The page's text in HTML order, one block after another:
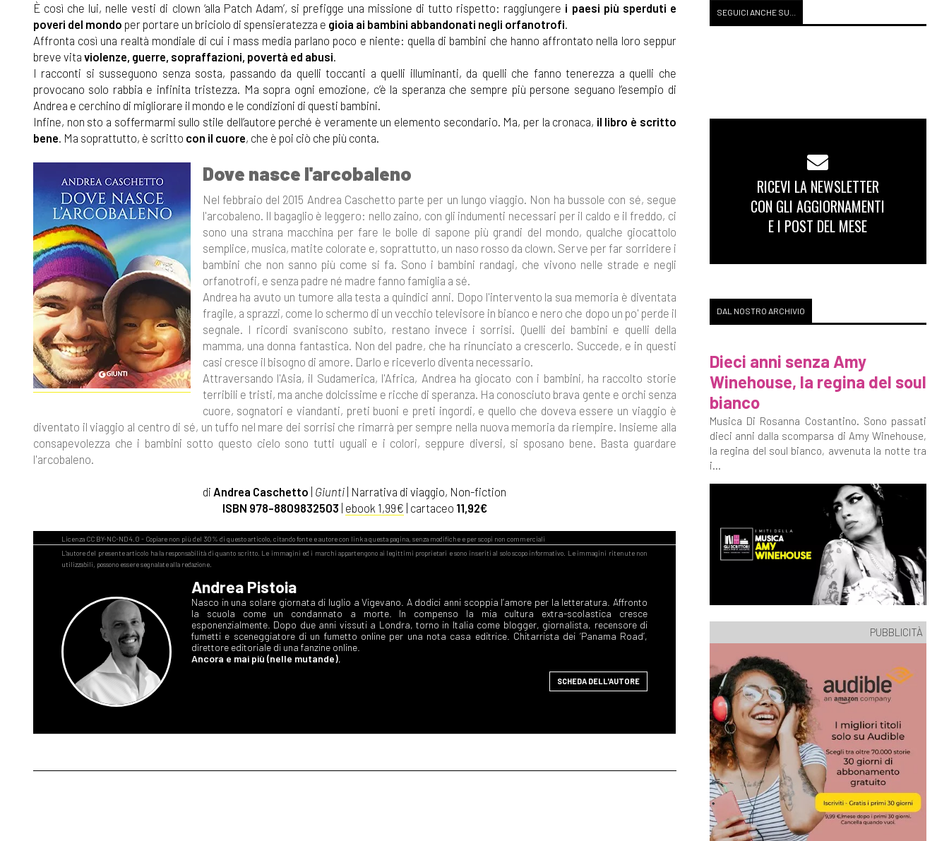
È così che lui, nelle vesti di clown ‘alla Patch Adam’, si prefigge una missione di tutto rispetto: raggiungere i paesi più sperduti e
poveri del mondo per portare un briciolo di spensieratezza e gioia ai bambini abbandonati negli orfanotrofi.
Affronta così una realtà mondiale di cui i mass media parlano poco e niente: quella di bambini che hanno affrontato nella loro seppur
breve vita violenze, guerre, sopraffazioni, povertà ed abusi.
I racconti si susseguono senza sosta, passando da quelli toccanti a quelli illuminanti, da quelli che fanno tenerezza a quelli che
provocano solo rabbia e infinita tristezza. Ma sopra ogni emozione, c’è la speranza che sempre più persone seguano l’esempio di
Andrea e cerchino di migliorare il mondo e le condizioni di questi bambini.
Infine, non sto a soffermarmi sullo stile dell’autore perché è veramente un elemento secondario. Ma, per la cronaca, il libro è scritto
bene. Ma soprattutto, è scritto con il cuore, che è poi ciò che più conta.
Dove nasce l'arcobaleno
Nel febbraio del 2015 Andrea Caschetto parte per un lungo viaggio. Non ha bussole con sé, segue
l'arcobaleno. Il bagaglio è leggero: nello zaino, con gli indumenti necessari per il caldo e il freddo, ci
sono una strana macchina per fare le bolle di sapone più grandi del mondo, qualche giocattolo
semplice, musica, matite colorate e, soprattutto, un naso rosso da clown. Serve per far sorridere i
bambini che non sanno più come si fa. Sono i bambini randagi, che vivono nelle strade e negli
orfanotrofi, e senza padre né madre fanno famiglia a sé.
Andrea ha avuto un tumore alla testa a quindici anni. Dopo l'intervento la sua memoria è diventata
fragile, a sprazzi, come lo schermo di un vecchio televisore in bianco e nero che dopo un po' perde il
segnale. I ricordi svaniscono subito, restano invece i sorrisi. Quelli dei bambini e quelli della
mamma, una donna fantastica. Non del padre, che ha rinunciato a crescerlo. Succede, e in questi
casi cresce il bisogno di amore. Darlo e riceverlo diventa necessario.
Attraversando l'Asia, il Sudamerica, l'Africa, Andrea ha giocato con i bambini, ha raccolto storie
terribili e tristi, ma anche dolcissime e ricche di speranza. Ha conosciuto brava gente e orchi senza
cuore, sognatori e viandanti, preti buoni e preti ingordi, e quello che doveva essere un viaggio è
diventato il viaggio al centro di sé, un tuffo nel mare dei sorrisi che rimarrà per sempre nella nuova memoria da riempire. Insieme alla
consapevolezza che i bambini sotto questo cielo sono tutti uguali e i colori, seppure diversi, si sposano bene. Basta guardare
l'arcobaleno.
di Andrea Caschetto Giunti | Narrativa di viaggio, Non-fiction
ISBN 978-8809832503 ebook 1,99€ | cartaceo 11,92€
Andrea Pistoia
Nasco in una solare giornata di luglio a Vigevano. A dodici anni scoppia l’amore per la letteratura. Affronto
la scuola come un condannato a morte. In compenso la mia cultura extra-scolastica cresce
esponenzialmente. Dopo due anni vissuti a Londra, torno in Italia come blogger, giornalista, recensore di
fumetti e sceneggiatore di un fumetto online per una nota casa editrice. Chitarrista dei ‘Panama Road’,
direttore editoriale di una fanzine online.
Ancora e mai più (nelle mutande),
SCHEDA DELL'AUTORE
SEGUICI ANCHE SU...
RICEVI LA NEWSLETTER
CON GLI AGGIORNAMENTI
E I POST DEL MESE
DAL NOSTRO ARCHIVIO
Dieci anni senza Amy
Winehouse, la regina del soul
bianco
Musica Di Rosanna Costantino. Sono passati
dieci anni dalla scomparsa di Amy Winehouse,
la regina del soul bianco, avvenuta la notte tra
i...
PUBBLICITÀ